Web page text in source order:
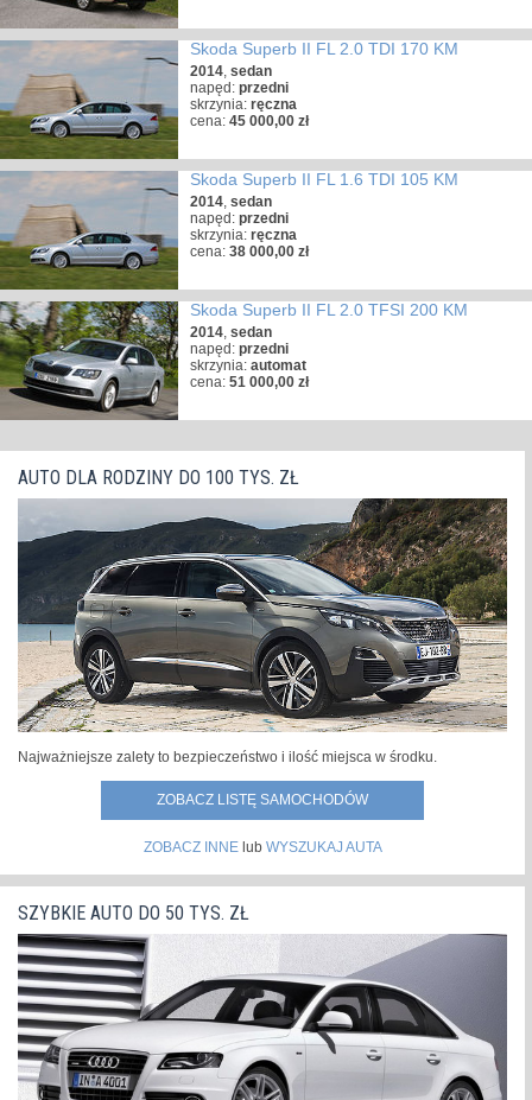
Skoda Superb II FL 2.0 TDI 170 KM
2014, sedan
napęd: przedni
skrzynia: ręczna
cena: 45 000,00 zł
Skoda Superb II FL 1.6 TDI 105 KM
2014, sedan
napęd: przedni
skrzynia: ręczna
cena: 38 000,00 zł
Skoda Superb II FL 2.0 TFSI 200 KM
2014, sedan
napęd: przedni
skrzynia: automat
cena: 51 000,00 zł
AUTO DLA RODZINY DO 100 TYS. ZŁ
Najważniejsze zalety to bezpieczeństwo i ilość miejsca w środku.
ZOBACZ LISTĘ SAMOCHODÓW
ZOBACZ INNElub WYSZUKAJ AUTA
SZYBKIE AUTO DO 50 TYS. ZŁ